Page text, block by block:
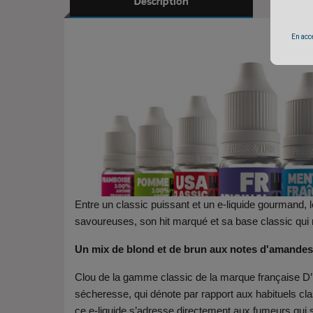
En
Description
Entre un classic puissant et un e-liquide gourmand,
savoureuses, son hit marqué et sa base classic qui
Un mix de blond et de brun aux notes
Clou de la gamme classic de la marque française
sécheresse, qui dénote par rapport aux habituels